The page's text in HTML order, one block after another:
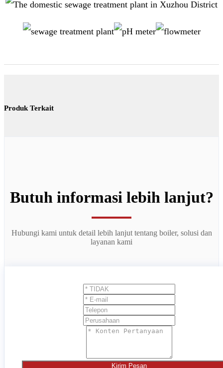
Produk Terkait
Butuh informasi lebih lanjut?
Hubungi kami untuk detail lebih lanjut tentang boiler, solusi dan
layanan kami
Kirim Pesan